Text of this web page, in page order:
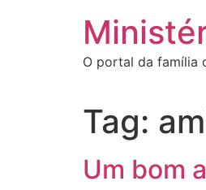
O portal da família
Tag:
Um bom